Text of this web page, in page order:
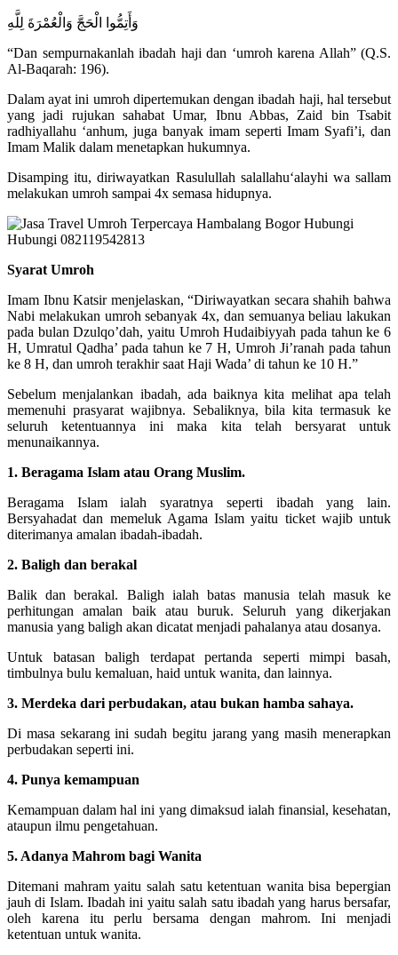
وَأَتِمُّوا الْحَجَّ وَالْعُمْرَةَ لِلَّهِ
“Dan sempurnakanlah ibadah haji dan ‘umroh karena Allah” (Q.S.
Al-Baqarah: 196).
Dalam ayat ini umroh dipertemukan dengan ibadah haji, hal tersebut
yang jadi rujukan sahabat Umar, Ibnu Abbas, Zaid bin Tsabit
radhiyallahu ‘anhum, juga banyak imam seperti Imam Syafi’i, dan
Imam Malik dalam menetapkan hukumnya.
Disamping itu, diriwayatkan Rasulullah salallahu‘alayhi wa sallam
melakukan umroh sampai 4x semasa hidupnya.
Syarat Umroh
Imam Ibnu Katsir menjelaskan, “Diriwayatkan secara shahih bahwa
Nabi melakukan umroh sebanyak 4x, dan semuanya beliau lakukan
pada bulan Dzulqo’dah, yaitu Umroh Hudaibiyyah pada tahun ke 6
H, Umratul Qadha’ pada tahun ke 7 H, Umroh Ji’ranah pada tahun
ke 8 H, dan umroh terakhir saat Haji Wada’ di tahun ke 10 H.”
Sebelum menjalankan ibadah, ada baiknya kita melihat apa telah
memenuhi prasyarat wajibnya. Sebaliknya, bila kita termasuk ke
seluruh ketentuannya ini maka kita telah bersyarat untuk
menunaikannya.
1. Beragama Islam atau Orang Muslim.
Beragama Islam ialah syaratnya seperti ibadah yang lain.
Bersyahadat dan memeluk Agama Islam yaitu ticket wajib untuk
diterimanya amalan ibadah-ibadah.
2. Baligh dan berakal
Balik dan berakal. Baligh ialah batas manusia telah masuk ke
perhitungan amalan baik atau buruk. Seluruh yang dikerjakan
manusia yang baligh akan dicatat menjadi pahalanya atau dosanya.
Untuk batasan baligh terdapat pertanda seperti mimpi basah,
timbulnya bulu kemaluan, haid untuk wanita, dan lainnya.
3. Merdeka dari perbudakan, atau bukan hamba sahaya.
Di masa sekarang ini sudah begitu jarang yang masih menerapkan
perbudakan seperti ini.
4. Punya kemampuan
Kemampuan dalam hal ini yang dimaksud ialah finansial, kesehatan,
ataupun ilmu pengetahuan.
5. Adanya Mahrom bagi Wanita
Ditemani mahram yaitu salah satu ketentuan wanita bisa bepergian
jauh di Islam. Ibadah ini yaitu salah satu ibadah yang harus bersafar,
oleh karena itu perlu bersama dengan mahrom. Ini menjadi
ketentuan untuk wanita.